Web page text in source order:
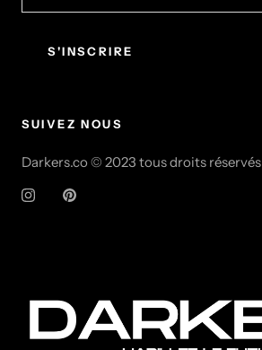
S'INSCRIRE
SUIVEZ NOUS
Darkers.co © 2023 tous droits réservés